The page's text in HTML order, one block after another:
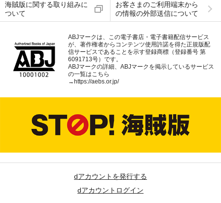
海賊版に関する取り組みに
ついて
お客さまのご利用端末から
の情報の外部送信について
ABJマークは、この電子書店・電子書籍配信サービス
が、著作権者からコンテンツ使用許諾を得た正規版配
信サービスであることを示す登録商標（登録番号 第
6091713号）です。
ABJマークの詳細、ABJマークを掲示しているサービス
の一覧はこちら
→ https://aebs.or.jp/
dアカウントを発行する
dアカウントログイン